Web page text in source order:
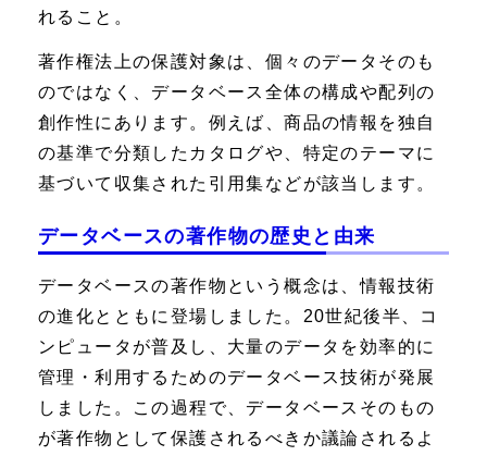
れること。
著作権法上の保護対象は、個々のデータそのも
のではなく、データベース全体の構成や配列の
創作性にあります。例えば、商品の情報を独自
の基準で分類したカタログや、特定のテーマに
基づいて収集された引用集などが該当します。
データベースの著作物の歴史と由来
データベースの著作物という概念は、情報技術
の進化とともに登場しました。20世紀後半、コ
ンピュータが普及し、大量のデータを効率的に
管理・利用するためのデータベース技術が発展
しました。この過程で、データベースそのもの
が著作物として保護されるべきか議論されるよ